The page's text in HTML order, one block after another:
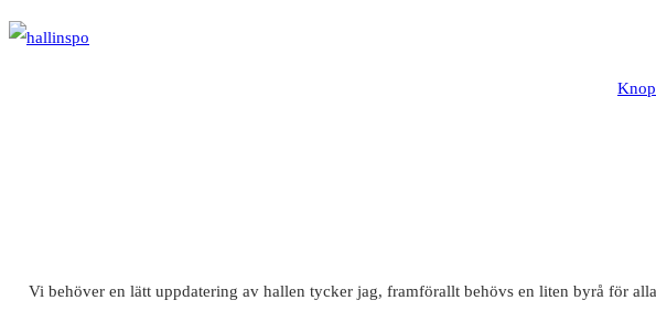
Vi behöver en lätt uppdatering av hallen tycker jag, framförallt behövs en liten byrå för